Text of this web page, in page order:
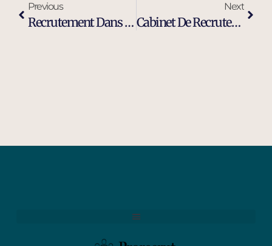
Previous
Recrutement Dans L’industrie À Salon-De-Provence
Next
Cabinet De Recrutement Ingénieur Maintenance Industrielle À Salon-De-Provence